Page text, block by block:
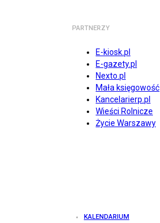
PARTNERZY
E-kiosk.pl
E-gazety.pl
Nexto.pl
Mała księgowość
Kancelarierp.pl
Wieści Rolnicze
Życie Warszawy
KALENDARIUM